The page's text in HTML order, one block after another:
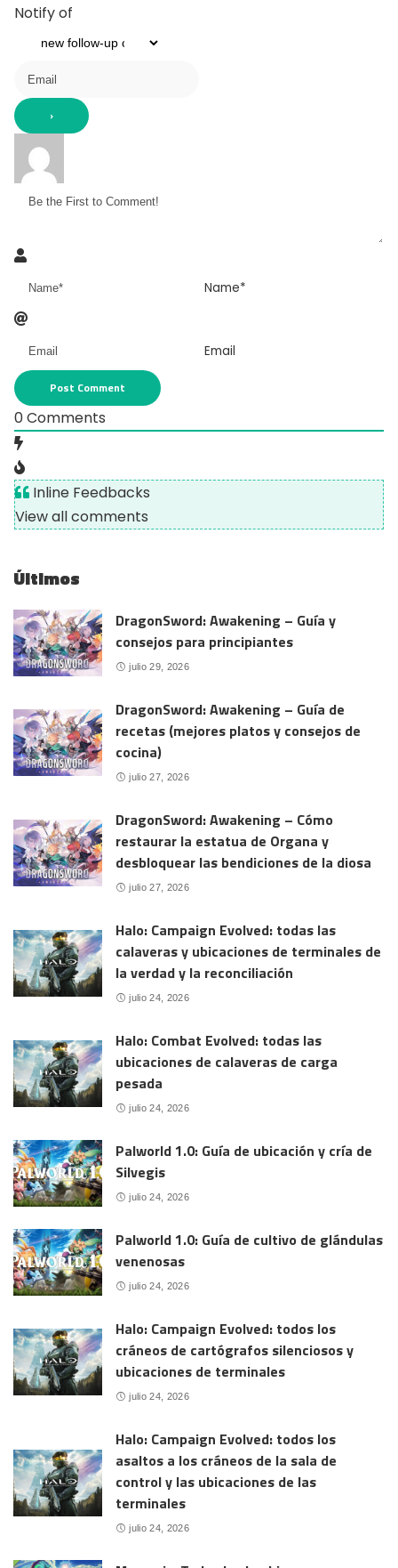
Notify of
Name*
Email
0Comments
Inline Feedbacks
View all comments
Últimos
DragonSword: Awakening – Guía y
consejos para principiantes
julio 29, 2026
DragonSword: Awakening – Guía de
recetas (mejores platos y consejos de
cocina)
julio 27, 2026
DragonSword: Awakening – Cómo
restaurar la estatua de Organa y
desbloquear las bendiciones de la diosa
julio 27, 2026
Halo: Campaign Evolved: todas las
calaveras y ubicaciones de terminales de
la verdad y la reconciliación
julio 24, 2026
Halo: Combat Evolved: todas las
ubicaciones de calaveras de carga
pesada
julio 24, 2026
Palworld 1.0: Guía de ubicación y cría de
Silvegis
julio 24, 2026
Palworld 1.0: Guía de cultivo de glándulas
venenosas
julio 24, 2026
Halo: Campaign Evolved: todos los
cráneos de cartógrafos silenciosos y
ubicaciones de terminales
julio 24, 2026
Halo: Campaign Evolved: todos los
asaltos a los cráneos de la sala de
control y las ubicaciones de las
terminales
julio 24, 2026